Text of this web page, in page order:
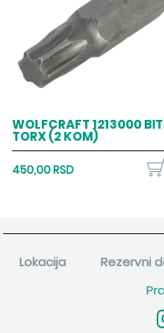
WOLFCRAFT 1213000
TORX (2 KOM)
450,00 RSD
Lokacija Rezervni